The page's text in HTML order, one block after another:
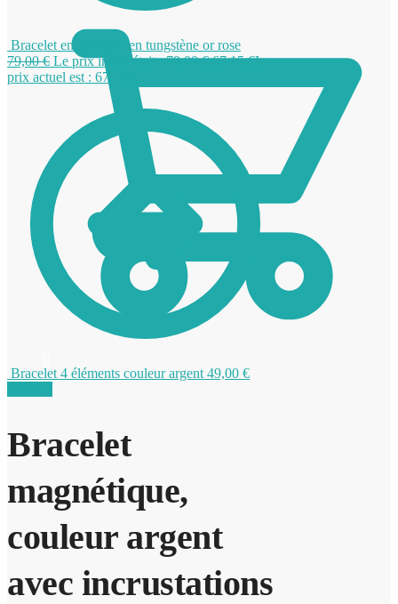
Bracelet energétique en tungstène or rose
79,00€ Le prix initial était : 79,00 €.67,15€Le
prix actuel est : 67,15 €.
Bracelet 4 éléments couleur argent 49,00 €
Bracelet
magnétique,
couleur argent
avec incrustations